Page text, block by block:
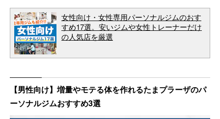
女性向け・女性専用パーソナルジムのおす
すめ17選。安いジムや女性トレーナーだけ
の人気店を厳選
【男性向け】増量やモテる体を作れるたまプラーザのパ
ーソナルジムおすすめ3選